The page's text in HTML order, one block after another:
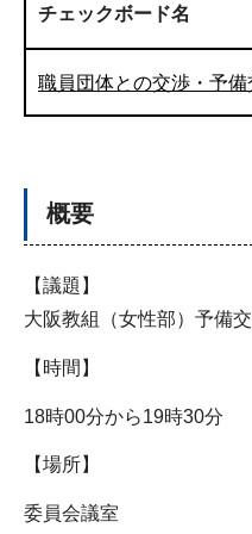
チェックボード名
職員団体との交渉・予備
概要
【議題】
大阪教組（女性部）予備
【時間】
18時00分から19時30分
【場所】
委員会議室